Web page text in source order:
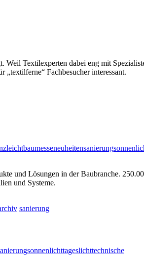
Textilexperten dabei eng mit
Fachbesucher interessant.
leichtbaumesseneuheitensanierung
und Lösungen in der Baubranche.
und Systeme.
sanierung
sonnenlichttageslichttechnische